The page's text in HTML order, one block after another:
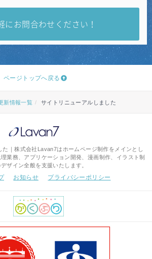
にお問合わせください！
ページトップへ戻る
新情報一覧 サイトリニューアルしました
た｜株式会社Lavan7はホームページ制作をメインとし
業務、アプリケーション開発、漫画制作、イラスト制
ザイン全般を支援いたします。
お知らせ プライバシーポリシー